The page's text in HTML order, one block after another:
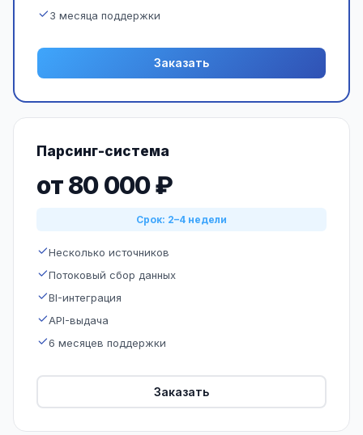
3 месяца поддержки
Заказать
Парсинг-система
от 80 000 ₽
Срок: 2–4 недели
Несколько источников
Потоковый сбор данных
BI-интеграция
API-выдача
6 месяцев поддержки
Заказать